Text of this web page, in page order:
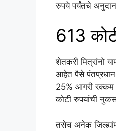
रुपये पर्यंतचे
613
शेतकरी मित्रांनो
आहेत पैसे पंतप्रधान
25% आगरी रक्कम
कोटी रुपयांची
तसेच अनेक